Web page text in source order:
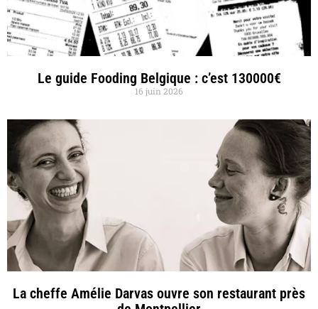
Le guide Fooding Belgique : c’est 130000€
16 juin 2026
La cheffe Amélie Darvas ouvre son restaurant près